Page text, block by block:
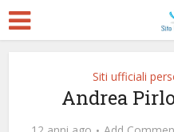
Siti ufficiali
Andrea